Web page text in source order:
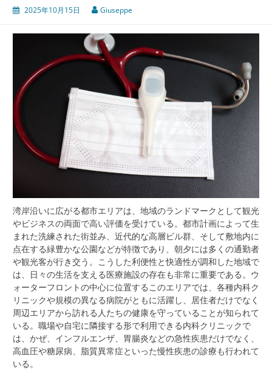
2025年10月15日 Giuseppe
湾岸沿いに広がる都市エリアは、地域のランドマークとして観光
やビジネスの両面で高い評価を受けている。 都市計画によって生
まれた洗練された街並み、近代的な高層ビル群、そして敷地内に
点在する緑豊かな公園などが特徴であり、朝夕には多くの通勤者
や観光客が行き交う。こうした利便性と快適性が調和した地域で
は、日々の生活を支える医療施設の存在も非常に重要である。ウ
ォーターフロントの中心に位置するこのエリアでは、各種内科ク
リニックや規模の異なる病院がともに活躍し、居住者だけでなく
周辺エリアから訪れる人たちの健康を守っていることが知られて
いる。職場や自宅に隣接する形で利用できる内科クリニックで
は、かぜ、インフルエンザ、胃腸炎などの急性疾患だけでなく、
高血圧や糖尿病、脂質異常症といった慢性疾患の診療も行われて
いる。